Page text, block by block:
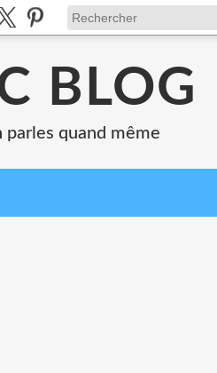
BLOG
parles quand même